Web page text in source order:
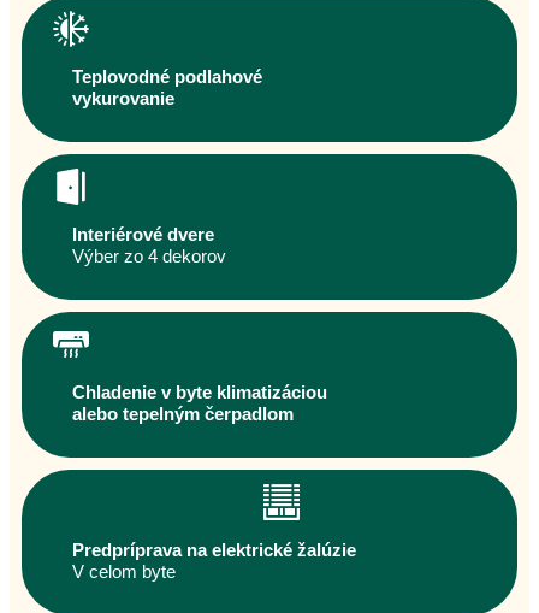
Teplovodné podlahové
vykurovanie
Interiérové dvere
Výber zo 4 dekorov
Chladenie v byte klimatizáciou
alebo tepelným čerpadlom
Predpríprava na elektrické žalúzie
V celom byte